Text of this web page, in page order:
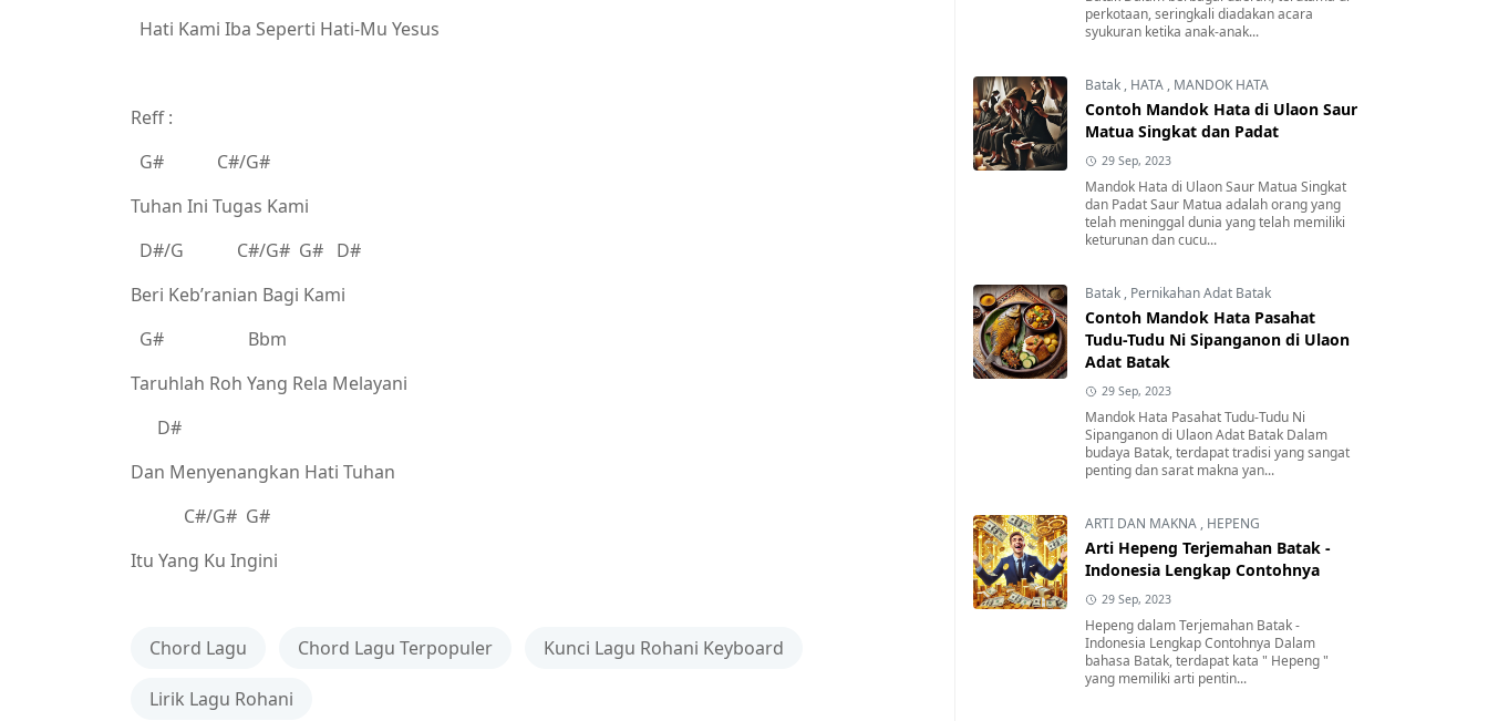
Hati Kami Iba Seperti Hati-Mu Yesus
Reff :
G# C#/G#
Tuhan Ini Tugas Kami
D#/G C#/G# G# D#
Beri Keb’ranian Bagi Kami
G# Bbm
Taruhlah Roh Yang Rela Melayani
D#
Dan Menyenangkan Hati Tuhan
C#/G# G#
Itu Yang Ku Ingini
Chord Lagu Chord Lagu Terpopuler Kunci Lagu Rohani Keyboard
Lirik Lagu Rohani
perkotaan, seringkali diadakan acara
syukuran ketika anak-anak...
Batak , HATA , MANDOK HATA
Contoh Mandok Hata di Ulaon Saur
Matua Singkat dan Padat
29 Sep, 2023
Mandok Hata di Ulaon Saur Matua Singkat
dan Padat Saur Matua adalah orang yang
telah meninggal dunia yang telah memiliki
keturunan dan cucu...
Batak , Pernikahan Adat Batak
Contoh Mandok Hata Pasahat
Tudu-Tudu Ni Sipanganon di Ulaon
Adat Batak
29 Sep, 2023
Mandok Hata Pasahat Tudu-Tudu Ni
Sipanganon di Ulaon Adat Batak Dalam
budaya Batak, terdapat tradisi yang sangat
penting dan sarat makna yan...
ARTI DAN MAKNA , HEPENG
Arti Hepeng Terjemahan Batak -
Indonesia Lengkap Contohnya
29 Sep, 2023
Hepeng dalam Terjemahan Batak -
Indonesia Lengkap Contohnya Dalam
bahasa Batak, terdapat kata " Hepeng "
yang memiliki arti pentin...